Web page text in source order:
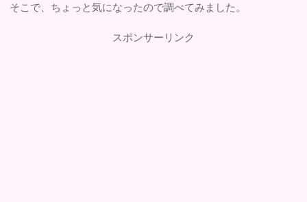
そこで、ちょっと気になったので調べてみました。
スポンサーリンク